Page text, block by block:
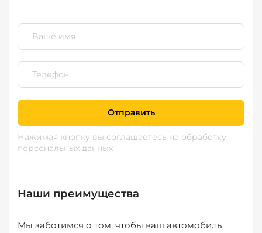
Отправить
Нажимая кнопку вы соглашаетесь на обработку
персональных данных
Наши преимущества
Мы заботимся о том, чтобы ваш автомобиль